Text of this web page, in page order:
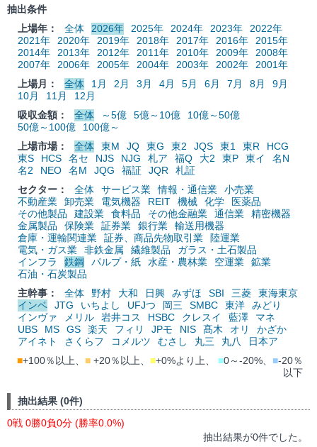
抽出条件
上場年：
全体 2026年 2025年 2024年 2023年
2022年
2021年
2020年 2019年 2018年 2017年 2016年
2015年
2014年
2013年 2012年 2011年 2010年 2009年
2008年
2007年
2006年 2005年 2004年 2003年 2002年
2001年
上場月：
全体 1月 2月 3月 4月 5月 6月 7月 8月
9月
10月
11月
12月
吸収金額：
全体 ～5億 5億～10億
10億～50億
50億～100億
100億～
上場市場：
全体 東M JQ 東G 東2 JQS 東1 東R
HCG
東S
HCS 名セ NJS NJG 札ア 福Q 大2 東P 東イ
名N
名2
NEO 名M JQG 福証 JQR
札証
セクター：
全体 サービス業 情報・通信業
小売業
不動産業
卸売業 電気機器 REIT 機械 化学
医薬品
その他製品
建設業 食料品 その他金融業 通信業
精密機器
金属製品
保険業 証券業 銀行業
輸送用機器
倉庫・運輸関連業
証券、商品先物取引業
陸運業
電気・ガス業
非鉄金属 繊維製品
ガラス・土石製品
インフラ
鉄鋼 パルプ・紙 水産・農林業 空運業
鉱業
石油・石炭製品
主幹事：
全体 野村 大和 日興 みずほ SBI 三菱
東海東京
インベ
JTG いちよし UFJつ 岡三 SMBC 東洋
みどり
インヴァ
メリル 岩井コス HSBC クレスイ 藍澤
マネ
UBS
MS GS 楽天 フィリ JPモ NIS 髙木 オリ
かざか
アイネト
さくらフ コメルツ むさし 丸三 丸八
日本ア
■+100％以上、 ■ +20％以上、 ■+0%より上、 ■0～-20%、 ■-20％
以下
抽出結果 (0件)
0戦 0勝0負0分 (勝率0.0%)
抽出結果が0件でした。